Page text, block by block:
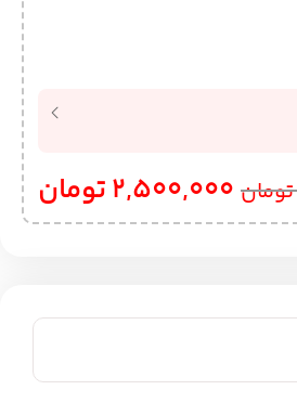
تومان 2,500,000تومان